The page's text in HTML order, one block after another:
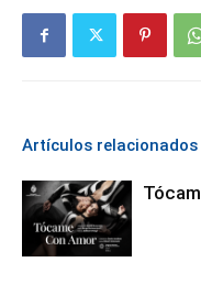
Artículos relacionados